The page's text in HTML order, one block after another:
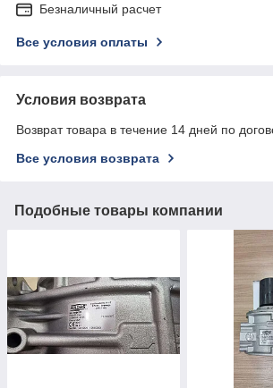
Безналичный расчет
Все условия оплаты
Условия возврата
Возврат товара в течение 14 дней по
Все условия возврата
Подобные товары компании